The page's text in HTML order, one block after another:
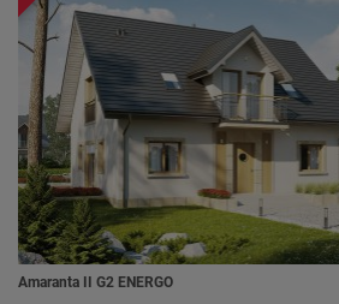
Amaranta II G2 ENERGO